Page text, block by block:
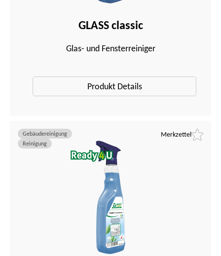
GLASS classic
Glas- und Fensterreiniger
Produkt Details
Merkzettel
Gebäudereinigung
Reinigung